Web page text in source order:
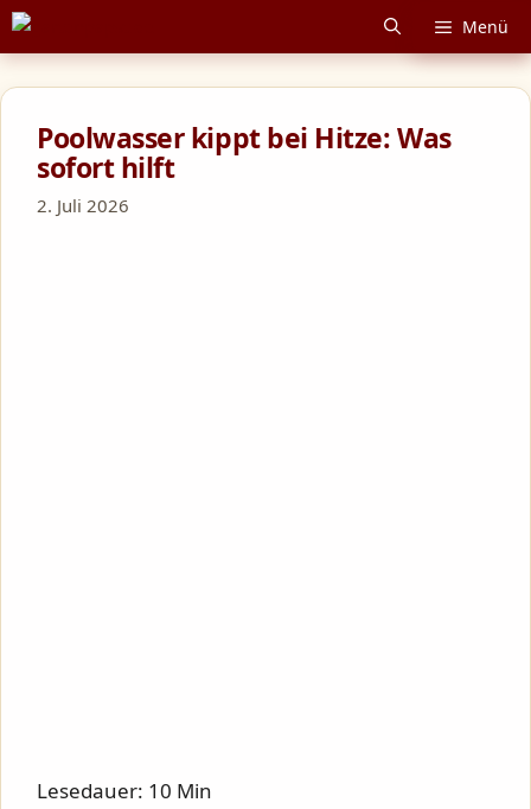
Zum
Inhalt
springen
Menü
Poolwasser kippt bei Hitze: Was
sofort hilft
2. Juli 2026
Lesedauer: 10 Min